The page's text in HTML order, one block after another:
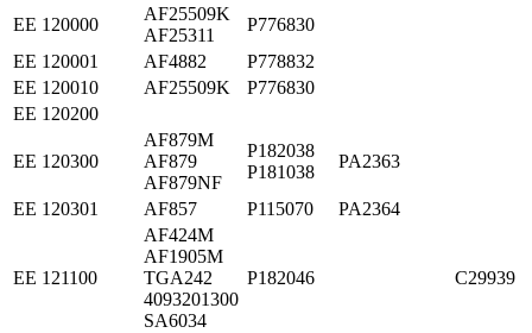
ЕЕ 120000
AF25509K
AF25311
P776830
ЕЕ 120001
AF4882
P778832
ЕЕ 120010
AF25509K
P776830
ЕЕ 120200
ЕЕ 120300
AF879M
AF879
AF879NF
P182038
P181038
PA2363
ЕЕ 120301 AF857 P115070 PA2364
ЕЕ 121100
AF424M
AF1905M
TGA242
4093201300
SA6034
P182046 C29939